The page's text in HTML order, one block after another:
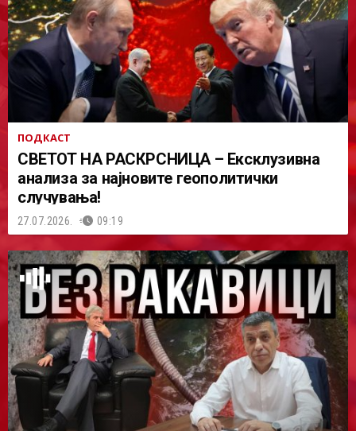
ПОДКАСТ
СВЕТОТ НА РАСКРСНИЦА – Ексклузивна
анализа за најновите геополитички
случувања!
27.07.2026. 09:19